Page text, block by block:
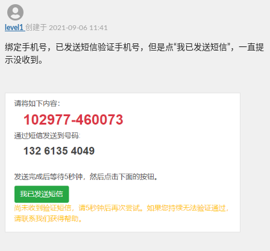
level1 创建于 2021-09-06 11:41
绑定手机号，已发送短信验证手机号，但是点“我已发送短信”，一直提
示没收到。